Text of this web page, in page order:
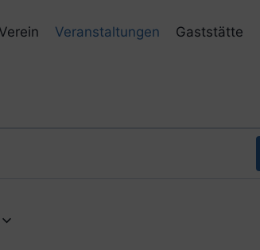
Verein Veranstaltungen Gaststätte